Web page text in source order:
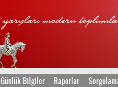
Günlük Bilgiler Raporlar